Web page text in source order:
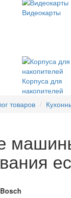
Видеокарты
Корпуса для
накопителей
товаров
Bosch